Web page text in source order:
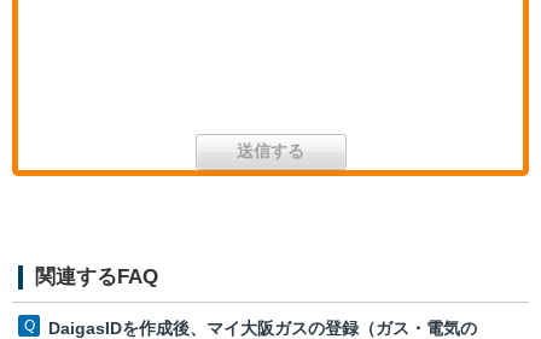
関連するFAQ
DaigasIDを作成後、マイ大阪ガスの登録（ガス・電気の